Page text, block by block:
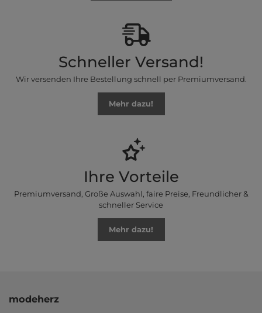
Schneller Versand!
Wir versenden Ihre Bestellung schnell per Premiumversand.
Mehr dazu!
Ihre Vorteile
Premiumversand, Große Auswahl, faire Preise, Freundlicher &
schneller Service
Mehr dazu!
modeherz